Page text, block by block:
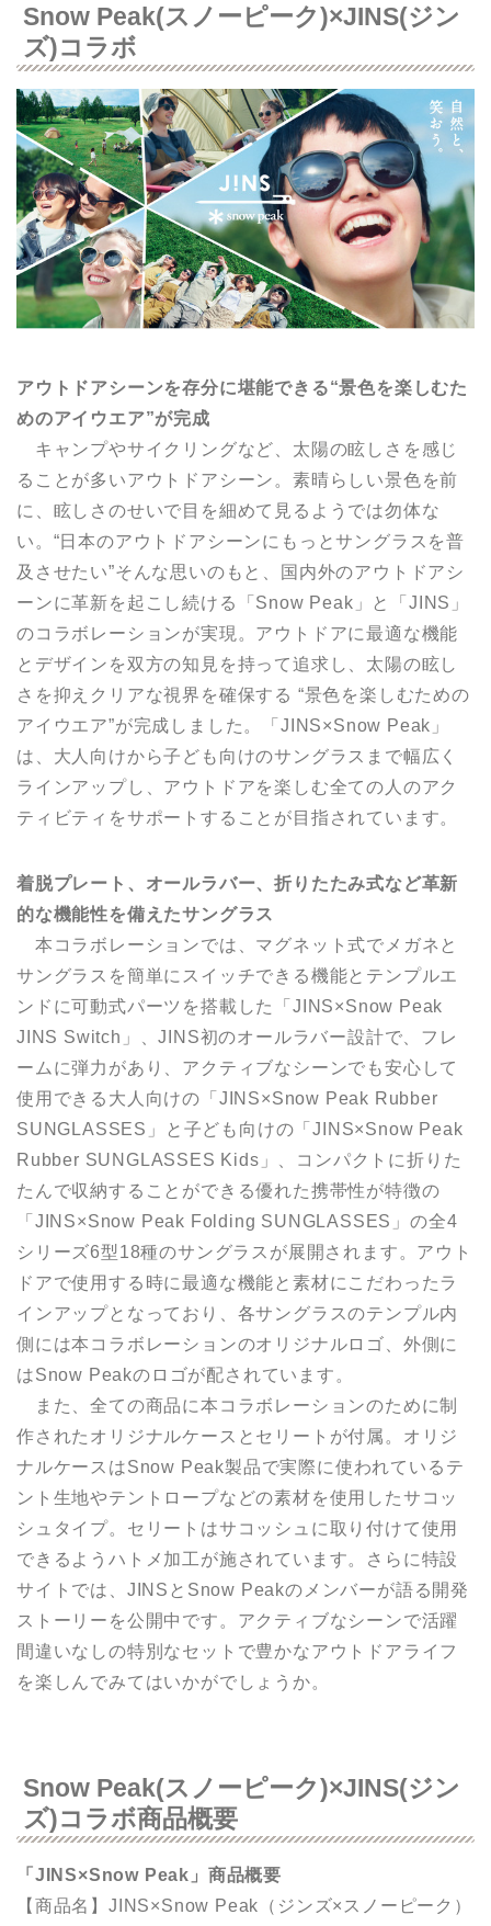
Snow Peak(スノーピーク)×JINS(ジン
ズ)コラボ
アウトドアシーンを存分に堪能できる“景色を楽しむた
めのアイウエア”が完成
キャンプやサイクリングなど、太陽の眩しさを感じ
ることが多いアウトドアシーン。素晴らしい景色を前
に、眩しさのせいで目を細めて見るようでは勿体な
い。“日本のアウトドアシーンにもっとサングラスを普
及させたい”そんな思いのもと、国内外のアウトドアシ
ーンに革新を起こし続ける「Snow Peak」と「JINS」
のコラボレーションが実現。アウトドアに最適な機能
とデザインを双方の知見を持って追求し、太陽の眩し
さを抑えクリアな視界を確保する “景色を楽しむための
アイウエア”が完成しました。「JINS×Snow Peak」
は、大人向けから子ども向けのサングラスまで幅広く
ラインアップし、アウトドアを楽しむ全ての人のアク
ティビティをサポートすることが目指されています。
着脱プレート、オールラバー、折りたたみ式など革新
的な機能性を備えたサングラス
本コラボレーションでは、マグネット式でメガネと
サングラスを簡単にスイッチできる機能とテンプルエ
ンドに可動式パーツを搭載した「JINS×Snow Peak
JINS Switch」、JINS初のオールラバー設計で、フレ
ームに弾力があり、アクティブなシーンでも安心して
使用できる大人向けの「JINS×Snow Peak Rubber
SUNGLASSES」と子ども向けの「JINS×Snow Peak
Rubber SUNGLASSES Kids」、コンパクトに折りた
たんで収納することができる優れた携帯性が特徴の
「JINS×Snow Peak Folding SUNGLASSES」の全4
シリーズ6型18種のサングラスが展開されます。アウト
ドアで使用する時に最適な機能と素材にこだわったラ
インアップとなっており、各サングラスのテンプル内
側には本コラボレーションのオリジナルロゴ、外側に
はSnow Peakのロゴが配されています。
また、全ての商品に本コラボレーションのために制
作されたオリジナルケースとセリートが付属。オリジ
ナルケースはSnow Peak製品で実際に使われているテ
ント生地やテントロープなどの素材を使用したサコッ
シュタイプ。セリートはサコッシュに取り付けて使用
できるようハトメ加工が施されています。さらに特設
サイトでは、JINSとSnow Peakのメンバーが語る開発
ストーリーを公開中です。アクティブなシーンで活躍
間違いなしの特別なセットで豊かなアウトドアライフ
を楽しんでみてはいかがでしょうか。
Snow Peak(スノーピーク)×JINS(ジン
ズ)コラボ商品概要
「JINS×Snow Peak」商品概要
【商品名】JINS×Snow Peak（ジンズ×スノーピーク）